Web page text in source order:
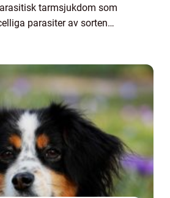
tarmsjukdom som
parasiter av sorten